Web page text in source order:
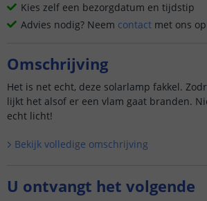
Kies zelf een bezorgdatum en tijdstip
Advies nodig? Neem contact met ons
Omschrijving
Het is net echt, deze solarlamp fakkel.
lijkt het alsof er een vlam gaat branden.
echt licht!
Bekijk volledige omschrijving
U ontvangt het volgende